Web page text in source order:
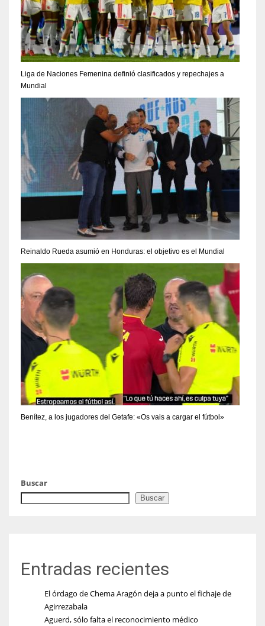
Liga de Naciones Femenina definió clasificados y repechajes a
Mundial
Reinaldo Rueda asumió en Honduras: el objetivo es el Mundial
Benítez, a los jugadores del Getafe: «Os vais a cargar el fútbol»
Buscar
Buscar
Entradas recientes
El órdago de Chema Aragón deja a punto el fichaje de
Agirrezabala
Aguerd, sólo falta el reconocimiento médico